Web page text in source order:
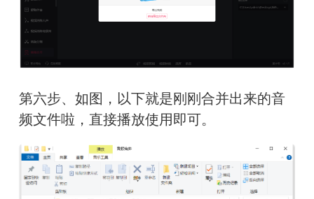
第六步、如图，以下就是刚刚合并出来的音
频文件啦，直接播放使用即可。